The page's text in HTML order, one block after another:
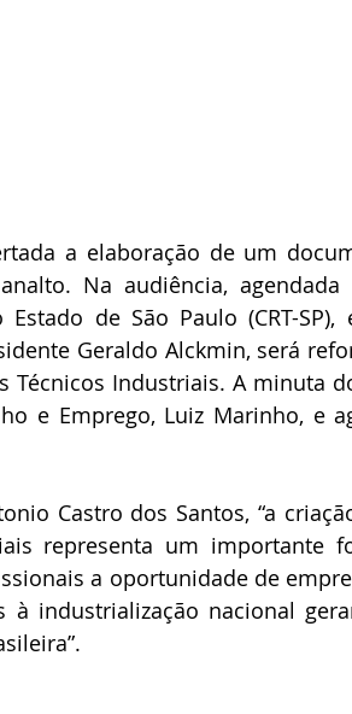
a elaboração de um
Na audiência, agendada
de São Paulo (CRT-
Geraldo Alckmin, será
Técnicos Industriais. A minuta
e Emprego, Luiz Marinho, e
Castro dos Santos, “a
representa um importante
a oportunidade de
à industrialização nacional